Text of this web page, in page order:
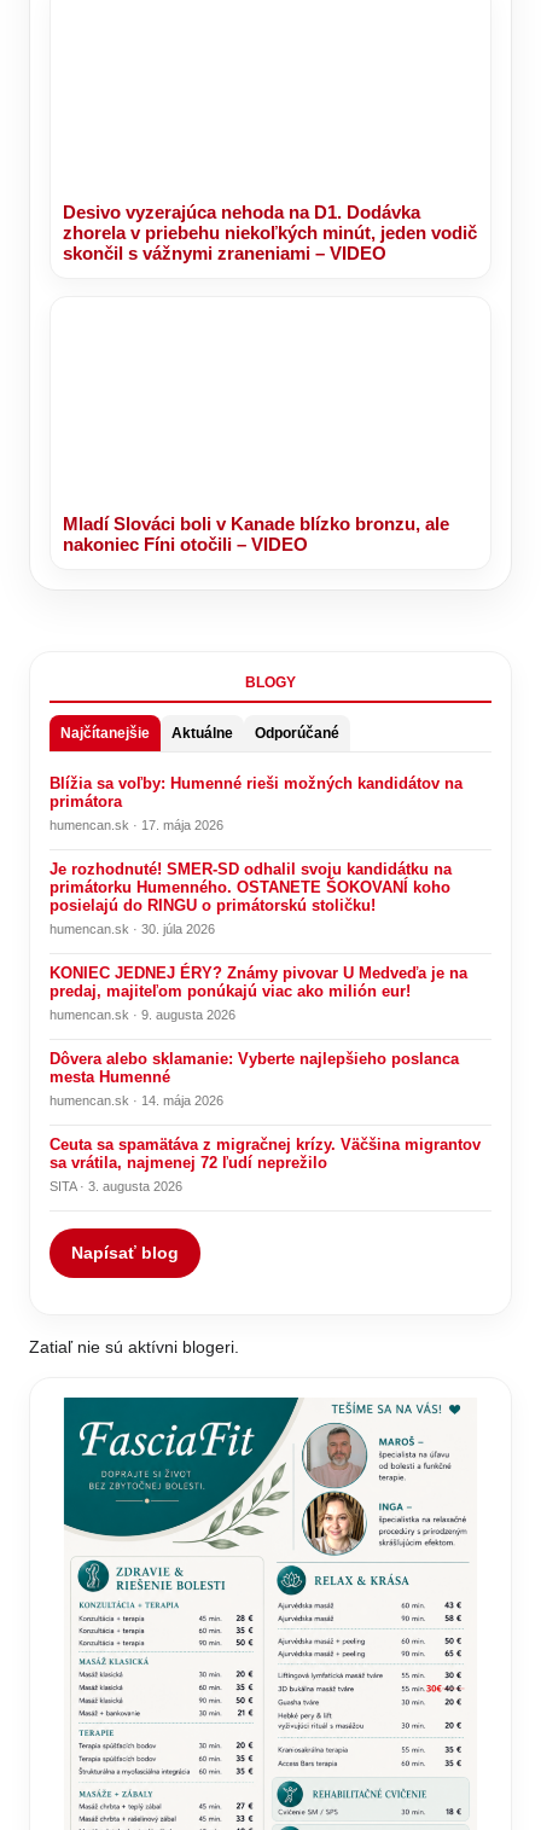
Desivo vyzerajúca nehoda na D1. Dodávka
zhorela v priebehu niekoľkých minút, jeden vodič
skončil s vážnymi zraneniami – VIDEO
Mladí Slováci boli v Kanade blízko bronzu, ale
nakoniec Fíni otočili – VIDEO
BLOGY
Najčítanejšie Aktuálne Odporúčané
Blížia sa voľby: Humenné rieši možných kandidátov na
primátora
humencan.sk · 17. mája 2026
Je rozhodnuté! SMER-SD odhalil svoju kandidátku na
primátorku Humenného. OSTANETE ŠOKOVANÍ koho
posielajú do RINGU o primátorskú stoličku!
humencan.sk · 30. júla 2026
KONIEC JEDNEJ ÉRY? Známy pivovar U Medveďa je na
predaj, majiteľom ponúkajú viac ako milión eur!
humencan.sk · 9. augusta 2026
Dôvera alebo sklamanie: Vyberte najlepšieho poslanca
mesta Humenné
humencan.sk · 14. mája 2026
Ceuta sa spamätáva z migračnej krízy. Väčšina migrantov
sa vrátila, najmenej 72 ľudí neprežilo
SITA · 3. augusta 2026
Napísať blog
Zatiaľ nie sú aktívni blogeri.